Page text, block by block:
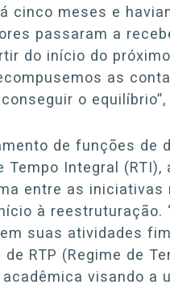
cinco meses e
passaram a
do início do
as
o equilíbrio”,
de funções de
Tempo Integral
entre as
à
suas atividades
de RTP (Regime de
visando a